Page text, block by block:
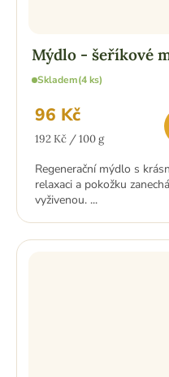
Mýdlo - šeříkové
Skladem(4 ks)
96 Kč
Měrná
192 Kč / 100 g
Regenerační mýdlo s
relaxaci a pokožku
vyživenou. ...